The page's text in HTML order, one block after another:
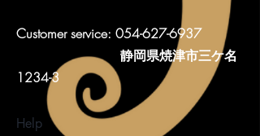
Customer service: 054-627-6937
​ 静岡県焼津市三ケ名
1234-3
Help